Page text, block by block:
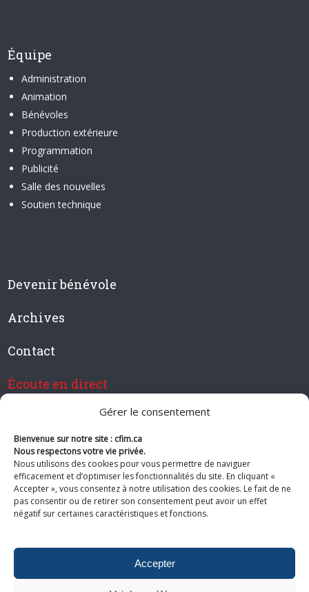
Gérer le consentement
Bienvenue sur notre site : cfim.ca
Nous respectons votre vie privée.
Nous utilisons des cookies pour vous permettre de naviguer
efficacement et d’optimiser les fonctionnalités du site. En cliquant «
Accepter », vous consentez à notre utilisation des cookies. Le fait de ne
pas consentir ou de retirer son consentement peut avoir un effet
négatif sur certaines caractéristiques et fonctions.
Accepter
Équipe
Administration
Animation
Bénévoles
Production extérieure
Programmation
Publicité
Salle des nouvelles
Soutien technique
Devenir bénévole
Archives
Contact
Écoute en direct
Devenir membre de CFIM
Suivez-nous